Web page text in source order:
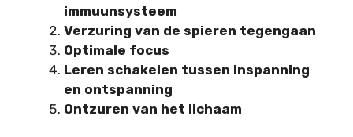
immuunsysteem
Verzuring van de spieren tegengaan
Optimale focus
Leren schakelen tussen inspanning
en ontspanning
Ontzuren van het lichaam